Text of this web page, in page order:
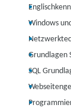
Windows
Grundlagen
SQL